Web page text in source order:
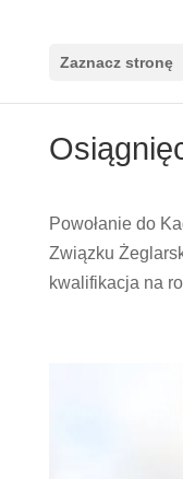
Zaznacz stronę
Powołanie do
Związku
kwalifikacja na